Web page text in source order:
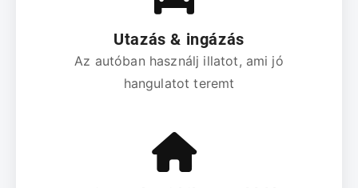
Utazás & ingázás
Az autóban használj illatot, ami jó
hangulatot teremt